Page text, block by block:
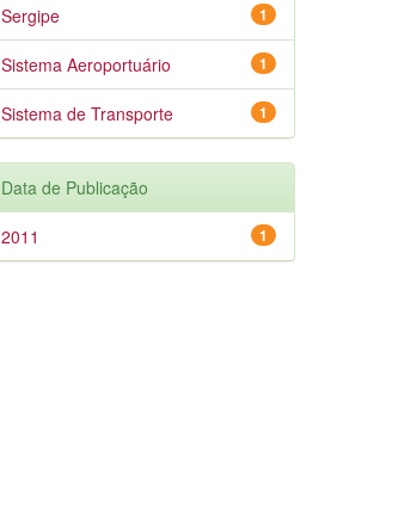
1
Sergipe
1
Sistema Aeroportuário
1
Sistema de Transporte
Data de Publicação
1
2011